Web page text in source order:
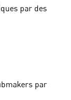
par des
par